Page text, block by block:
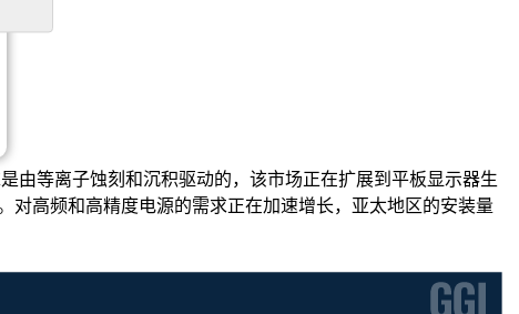
由等离子蚀刻和沉积驱动的，该市场正在扩展到平板显示器生
对高频和高精度电源的需求正在加速增长，亚太地区的安装量